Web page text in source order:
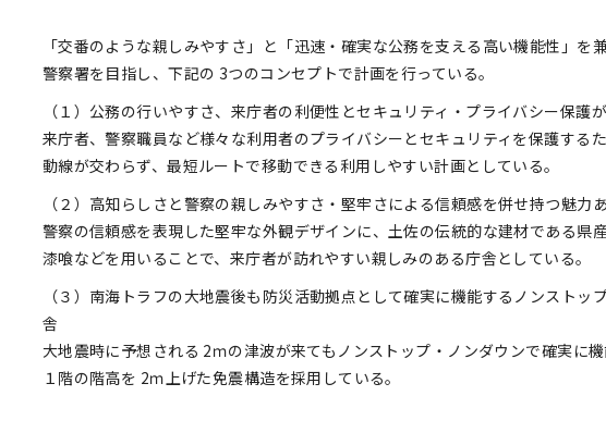
「交番のような親しみやすさ」と「迅速・確実な公務を支える高い機能性」を
警察署を目指し、下記の 3つのコンセプトで計画を行っている。
（１）公務の行いやすさ、来庁者の利便性とセキュリティ・プライバシー保護
来庁者、警察職員など様々な利用者のプライバシーとセキュリティを保護する
動線が交わらず、最短ルートで移動できる利用しやすい計画としている。
（２）高知らしさと警察の親しみやすさ・堅牢さによる信頼感を併せ持つ魅力
警察の信頼感を表現した堅牢な外観デザインに、土佐の伝統的な建材である県産
漆喰などを用いることで、来庁者が訪れやすい親しみのある庁舎としている。
（３）南海トラフの大地震後も防災活動拠点として確実に機能するノンストッ
舎
大地震時に予想される 2ｍの津波が来てもノンストップ・ノンダウンで確実に機
１階の階高を 2ｍ上げた免震構造を採用している。